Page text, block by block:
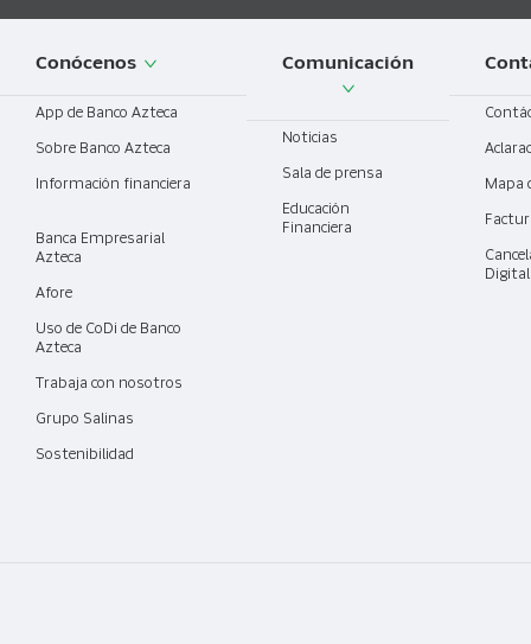
Conócenos
App de Banco Azteca
Sobre Banco Azteca
Información financiera
Banca Empresarial
Azteca
Afore
Uso de CoDi de Banco
Azteca
Trabaja con nosotros
Grupo Salinas
Sostenibilidad
Comunicación
Noticias
Sala de prensa
Educación
Financiera
Mapa
Digital